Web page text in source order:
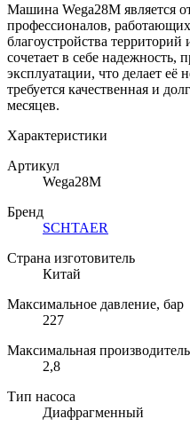
Машина Wega28M является
профессионалов,
благоустройства
сочетает в себе надежность,
эксплуатации, что делает её
требуется качественная и
месяцев.
Характеристики
Артикул
Wega28M
Бренд
SCHTAER
Страна изготовитель
Китай
Максимальное давление, бар
227
Максимальная
2,8
Тип насоса
Диафрагменный